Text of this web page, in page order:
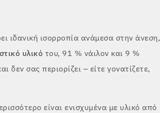
ιδανική ισορροπία ανάμεσα στην άνεση,
υλικό του, 91 % νάιλον και 9 %
δεν σας περιορίζει – είτε γονατίζετε,
είναι ενισχυμένα με υλικό από